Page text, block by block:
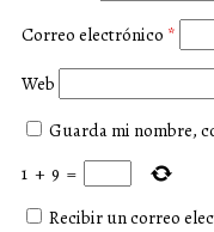
Correo electrónico *
Web
Guarda mi nombre,
1 + 9 =
Recibir un correo